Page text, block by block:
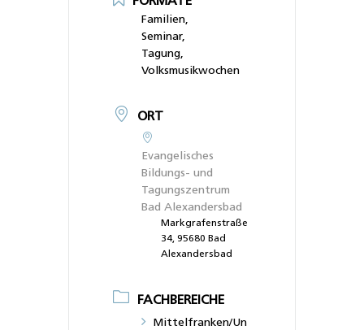
Familien,
Seminar,
Tagung,
Volksmusikwochen
ORT
Evangelisches
Bildungs- und
Tagungszentrum
Bad Alexandersbad
Markgrafenstraße
34, 95680 Bad
Alexandersbad
FACHBEREICHE
Mittelfranken/Un